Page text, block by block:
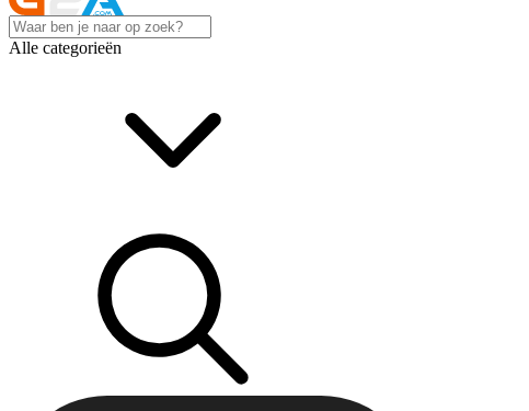
Alle categorieën